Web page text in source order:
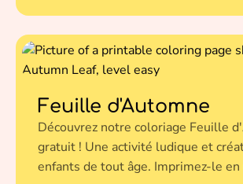
Feuille d'Automne
Découvrez notre coloriage Feuille
gratuit ! Une activité ludique et
enfants de tout âge. Imprimez-le